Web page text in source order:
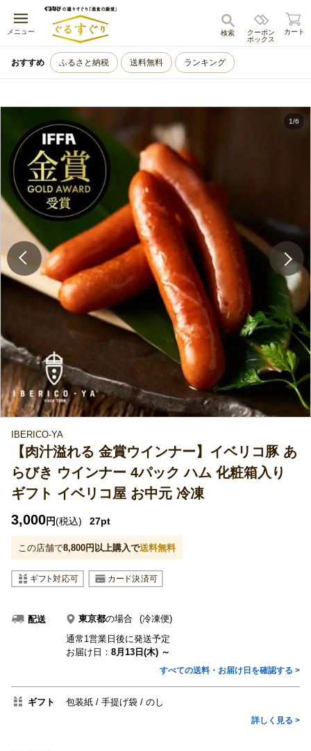
メニュー
キャンセル
クーポン
ボックス
検索 カート
おすすめ ふるさと納税 送料無料 ランキング
1/6
IBERICO-YA
【肉汁溢れる 金賞ウインナー】イベリコ豚 あ
らびき ウインナー 4パック ハム 化粧箱入り
ギフト イベリコ屋 お中元 冷凍
3,000円(税込) 27pt
この店舗で8,800円以上購入で送料無料
配送 東京都の場合
(冷凍便)
通常1営業日後に発送予定
お届け日： 8月13日(木) ～
すべての送料・お届け日を確認する >
ギフト 包装紙 手提げ袋 のし
詳しく見る >